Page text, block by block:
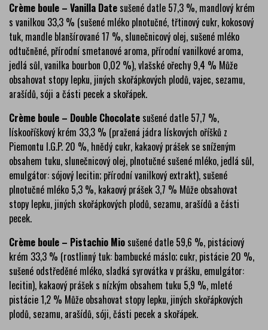
Crème boule – Vanilla Date sušené datle 57,3 %, mandlový krém
s vanilkou 33,3 % (sušené mléko plnotučné, třtinový cukr, kokosový
tuk, mandle blanšírované 17 %, slunečnicový olej, sušené mléko
odtučněné, přírodní smetanové aroma, přírodní vanilkové aroma,
jedlá sůl, vanilka bourbon 0,02 %), vlašské ořechy 9,4 % Může
obsahovat stopy lepku, jiných skořápkových plodů, vajec, sezamu,
arašídů, sóji a části pecek a skořápek.
Crème boule – Double Chocolate sušené datle 57,7 %,
lískooříškový krém 33,3 % (pražená jádra lískových oříšků z
Piemontu I.G.P. 20 %, hnědý cukr, kakaový prášek se sníženým
obsahem tuku, slunečnicový olej, plnotučné sušené mléko, jedlá sůl,
emulgátor: sójový lecitin; přírodní vanilkový extrakt), sušené
plnotučné mléko 5,3 %, kakaový prášek 3,7 % Může obsahovat
stopy lepku, jiných skořápkových plodů, sezamu, arašídů a části
pecek.
Crème boule – Pistachio Mio sušené datle 59,6 %, pistáciový
krém 33,3 % (rostlinný tuk: bambucké máslo; cukr, pistácie 20 %,
sušené odstředěné mléko, sladká syrovátka v prášku, emulgátor:
lecitin), kakaový prášek s nízkým obsahem tuku 5,9 %, mleté
pistácie 1,2 % Může obsahovat stopy lepku, jiných skořápkových
plodů, sezamu, arašídů, sóji, části pecek a skořápek.